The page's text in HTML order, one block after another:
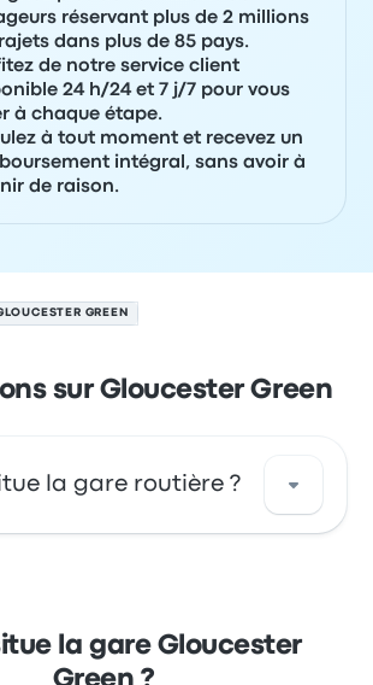
réservant plus de 2 millions
dans plus de 85 pays.
de notre service client
24 h/24 et 7 j/7 pour vous
à chaque étape.
à tout moment et recevez un
intégral, sans avoir à
de raison.
GREEN
sur Gloucester Green
la gare routière ?
arrêt de bus situé dans la ville
cette carte.
la gare Gloucester
Green ?